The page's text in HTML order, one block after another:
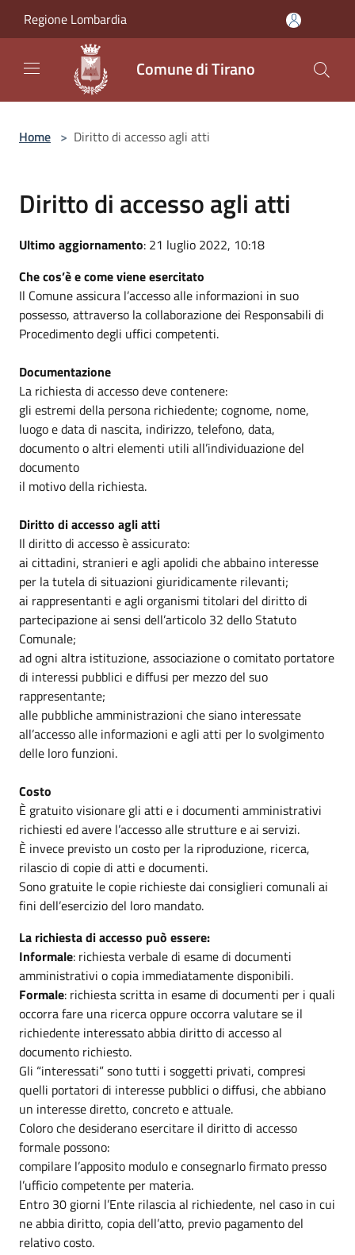
Regione Lombardia
Comune di Tirano
Home > Diritto di accesso agli atti
Diritto di accesso agli atti
Ultimo aggiornamento: 21 luglio 2022, 10:18
Che cos’è e come viene esercitato
Il Comune assicura l’accesso alle informazioni in suo
possesso, attraverso la collaborazione dei Responsabili di
Procedimento degli uffici competenti.
Documentazione
La richiesta di accesso deve contenere:
gli estremi della persona richiedente; cognome, nome,
luogo e data di nascita, indirizzo, telefono, data,
documento o altri elementi utili all’individuazione del
documento
il motivo della richiesta.
Diritto di accesso agli atti
Il diritto di accesso è assicurato:
ai cittadini, stranieri e agli apolidi che abbaino interesse
per la tutela di situazioni giuridicamente rilevanti;
ai rappresentanti e agli organismi titolari del diritto di
partecipazione ai sensi dell’articolo 32 dello Statuto
Comunale;
ad ogni altra istituzione, associazione o comitato portatore
di interessi pubblici e diffusi per mezzo del suo
rappresentante;
alle pubbliche amministrazioni che siano interessate
all’accesso alle informazioni e agli atti per lo svolgimento
delle loro funzioni.
Costo
È gratuito visionare gli atti e i documenti amministrativi
richiesti ed avere l’accesso alle strutture e ai servizi.
È invece previsto un costo per la riproduzione, ricerca,
rilascio di copie di atti e documenti.
Sono gratuite le copie richieste dai consiglieri comunali ai
fini dell’esercizio del loro mandato.
La richiesta di accesso può essere:
Informale: richiesta verbale di esame di documenti
amministrativi o copia immediatamente disponibili.
Formale: richiesta scritta in esame di documenti per i quali
occorra fare una ricerca oppure occorra valutare se il
richiedente interessato abbia diritto di accesso al
documento richiesto.
Gli “interessati” sono tutti i soggetti privati, compresi
quelli portatori di interesse pubblici o diffusi, che abbiano
un interesse diretto, concreto e attuale.
Coloro che desiderano esercitare il diritto di accesso
formale possono:
compilare l’apposito modulo e consegnarlo firmato presso
l’ufficio competente per materia.
Entro 30 giorni l’Ente rilascia al richiedente, nel caso in cui
ne abbia diritto, copia dell’atto, previo pagamento del
relativo costo.